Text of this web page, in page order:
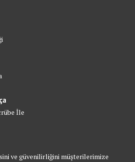
İle
ve güvenilirliğini müşterilerimize